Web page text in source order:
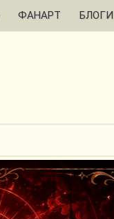
ФАНАРТ БЛОГИ